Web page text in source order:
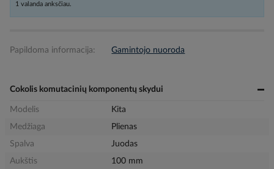
1 valanda anksčiau.
Papildoma informacija: Gamintojo nuoroda
Cokolis komutacinių komponentų skydui
Modelis
Kita
Medžiaga
Plienas
Spalva
Juodas
Aukštis
100 mm